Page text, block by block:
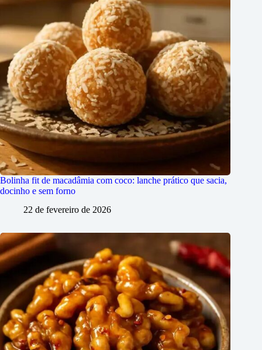
Bolinha fit de macadâmia com coco: lanche prático que sacia,
docinho e sem forno
22 de fevereiro de 2026